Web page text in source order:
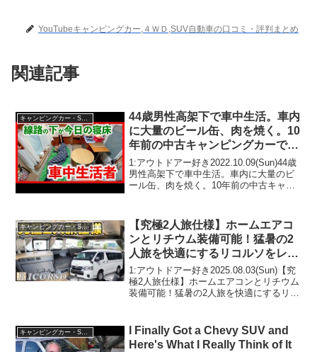
YouTubeキャンピングカー,４ＷＤ,SUV自動車の口コミ・評判まとめ
関連記事
キャンピングカー・SUV人気車種
44歳男性高架下で車中生活。車内
に大量のビール缶、肉を焼く。10
年前の中古キャンピングカーで趣
味の車中泊する男の実態
1:アウトドアー好き2022.10.09(Sun)44歳
男性高架下で車中生活。車内に大量のビ
ール缶、肉を焼く。10年前の中古キャン
で！！2:アウトドアー好き2022.10...
キャンピングカー・SUV人気車種
【究極2人旅仕様】ホームエアコ
ンとリチウム装備可能！猛暑の2
人旅を快適にするリコルソをレビ
ュー【リコルソBLACK LINE】
1:アウトドアー好き2025.08.03(Sun)【究
極2人旅仕様】ホームエアコンとリチウム
装備可能！猛暑の2人旅を快適にするリコ
ないで！！2:アウトドアー好き20...
キャンピングカー・SUV人気車種
I Finally Got a Chevy SUV and
Here's What I Really Think of It